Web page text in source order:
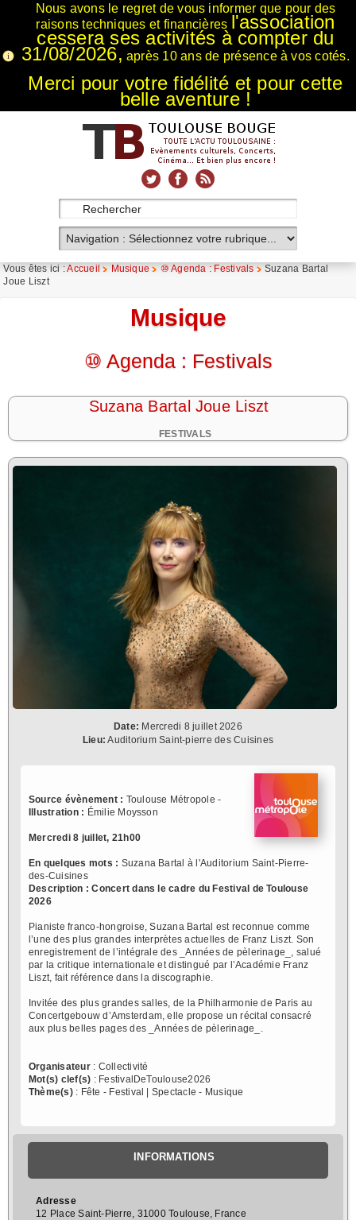
Nous avons le regret de vous informer que pour des
raisons techniques et financières l'association
cessera ses activités à compter du
31/08/2026, après 10 ans de présence à vos cotés.
Merci pour votre fidélité et pour cette
belle aventure !
Vous êtes ici :Accueil Musique ⑩ Agenda : Festivals
Suzana Bartal
Joue Liszt
Musique
⑩ Agenda : Festivals
Suzana Bartal Joue Liszt
FESTIVALS
Date: Mercredi 8 juillet 2026
Lieu: Auditorium Saint-pierre des Cuisines
Source évènement : Toulouse Métropole -
Illustration : Émilie Moysson
Mercredi 8 juillet, 21h00
En quelques mots : Suzana Bartal à l'Auditorium Saint-Pierre-
des-Cuisines
Description : Concert dans le cadre du Festival de Toulouse
2026
Pianiste franco-hongroise, Suzana Bartal est reconnue comme
l’une des plus grandes interprètes actuelles de Franz Liszt. Son
enregistrement de l’intégrale des _Années de pèlerinage_, salué
par la critique internationale et distingué par l’Académie Franz
Liszt, fait référence dans la discographie.
Invitée des plus grandes salles, de la Philharmonie de Paris au
Concertgebouw d’Amsterdam, elle propose un récital consacré
aux plus belles pages des _Années de pèlerinage_.
Organisateur: Collectivité
Mot(s) clef(s) : FestivalDeToulouse2026
Thème(s): Fête - Festival | Spectacle - Musique
INFORMATIONS
Adresse
12 Place Saint-Pierre, 31000 Toulouse, France